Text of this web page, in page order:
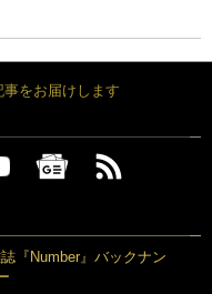
をお届けします
『Number』バックナン